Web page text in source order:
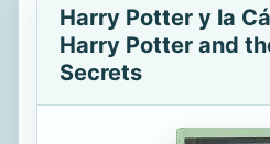
Harry Potter y la
Harry Potter and
Secrets